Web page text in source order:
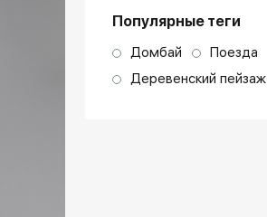
Популярные теги
Домбай Поезда
Деревенский пейзаж